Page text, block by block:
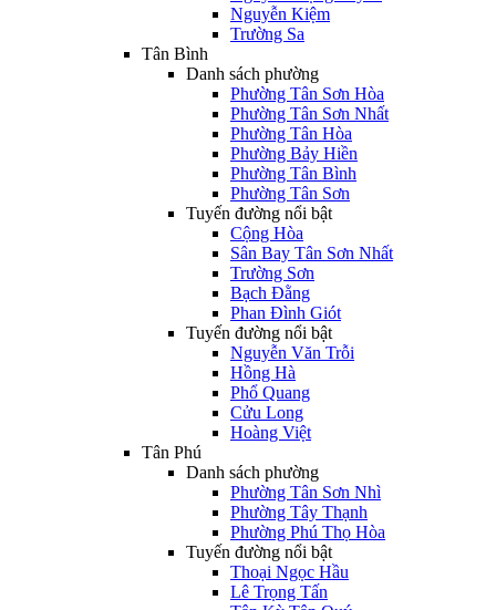
Nguyễn Kiệm
Trường Sa
Tân Bình
Danh sách phường
Phường Tân Sơn Hòa
Phường Tân Sơn Nhất
Phường Tân Hòa
Phường Bảy Hiền
Phường Tân Bình
Phường Tân Sơn
Tuyến đường nổi bật
Cộng Hòa
Sân Bay Tân Sơn Nhất
Trường Sơn
Bạch Đằng
Phan Đình Giót
Tuyến đường nổi bật
Nguyễn Văn Trỗi
Hồng Hà
Phổ Quang
Cửu Long
Hoàng Việt
Tân Phú
Danh sách phường
Phường Tân Sơn Nhì
Phường Tây Thạnh
Phường Phú Thọ Hòa
Tuyến đường nổi bật
Thoại Ngọc Hầu
Lê Trọng Tấn